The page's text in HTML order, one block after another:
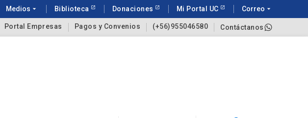
Medios arrow_drop_down Biblioteca Donaciones Mi Portal UC Correo arrow_drop_down
Portal Empresas Pagos y Convenios (+56)955046580 Contáctanos